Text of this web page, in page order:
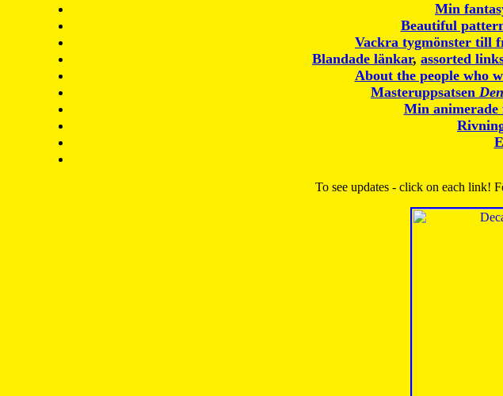
Min
Beautiful
Vackra tygmönster till
Blandade länkar, assorted
About the people who
Masteruppsatsen
Min
To see updates - click on each link!